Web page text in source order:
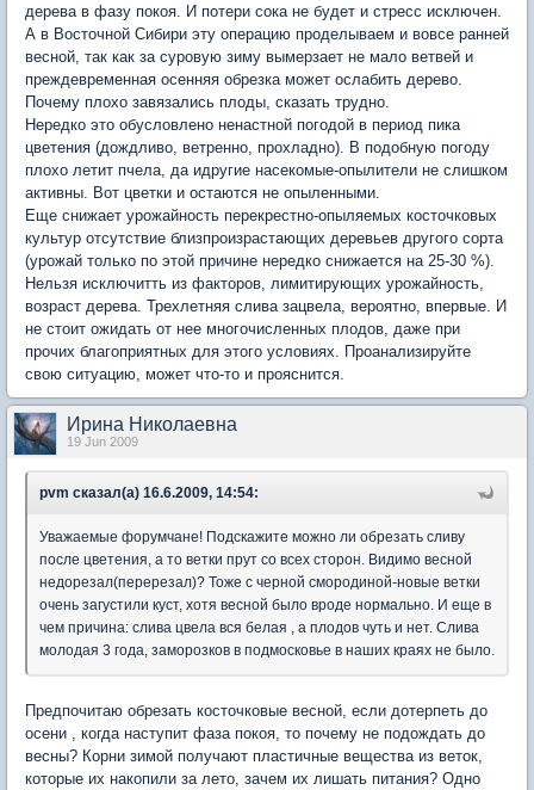
дерева в фазу покоя. И потери сока не будет и стресс исключен.
А в Восточной Сибири эту операцию проделываем и вовсе ранней
весной, так как за суровую зиму вымерзает не мало ветвей и
преждевременная осенняя обрезка может ослабить дерево.
Почему плохо завязались плоды, сказать трудно.
Нередко это обусловлено ненастной погодой в период пика
цветения (дождливо, ветренно, прохладно). В подобную погоду
плохо летит пчела, да идругие насекомые-опылители не слишком
активны. Вот цветки и остаются не опыленными.
Еще снижает урожайность перекрестно-опыляемых косточковых
культур отсутствие близпроизрастающих деревьев другого сорта
(урожай только по этой причине нередко снижается на 25-30 %).
Нельзя исключитть из факторов, лимитирующих урожайность,
возраст дерева. Трехлетняя слива зацвела, вероятно, впервые. И
не стоит ожидать от нее многочисленных плодов, даже при
прочих благоприятных для этого условиях. Проанализируйте
свою ситуацию, может что-то и прояснится.
Ирина Николаевна
19 Jun 2009
pvm сказал(а) 16.6.2009, 14:54:
Уважаемые форумчане! Подскажите можно ли обрезать сливу
после цветения, а то ветки прут со всех сторон. Видимо весной
недорезал(перерезал)? Тоже с черной смородиной-новые ветки
очень загустили куст, хотя весной было вроде нормально. И еще в
чем причина: слива цвела вся белая , а плодов чуть и нет. Слива
молодая 3 года, заморозков в подмосковье в наших краях не было.
Предпочитаю обрезать косточковые весной, если дотерпеть до
осени , когда наступит фаза покоя, то почему не подождать до
весны? Корни зимой получают пластичные вещества из веток,
которые их накопили за лето, зачем их лишать питания? Одно